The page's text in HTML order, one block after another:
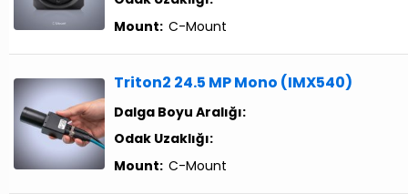
Mount: C-Mount
Triton2 24.5 MP Mono (IMX540)
Dalga Boyu Aralığı:
Odak Uzaklığı:
Mount: C-Mount